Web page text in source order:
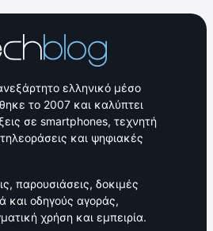
ελληνικό μέσο
το 2007 και καλύπτει
σε smartphones, τεχνητή
και ψηφιακές
παρουσιάσεις, δοκιμές
και οδηγούς αγοράς,
χρήση και εμπειρία.